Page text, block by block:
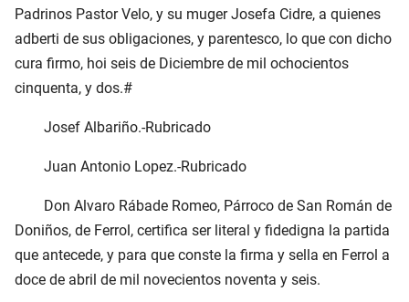
Padrinos Pastor Velo, y su muger Josefa Cidre, a quienes
adberti de sus obligaciones, y parentesco, lo que con dicho
cura firmo, hoi seis de Diciembre de mil ochocientos
cinquenta, y dos.#
Josef Albariño.-Rubricado
Juan Antonio Lopez.-Rubricado
Don Alvaro Rábade Romeo, Párroco de San Román de
Doniños, de Ferrol, certifica ser literal y fidedigna la partida
que antecede, y para que conste la firma y sella en Ferrol a
doce de abril de mil novecientos noventa y seis.